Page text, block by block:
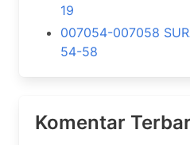
19
007054-007058
54-58
Komentar